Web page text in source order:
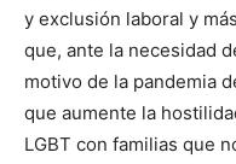
y exclusión laboral y
que, ante la necesidad
motivo de la pandemia
que aumente la
LGBT con familias que